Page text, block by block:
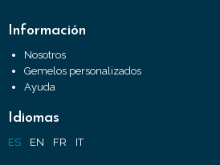
Información
Nosotros
Gemelos personalizados
Ayuda
Idiomas
ES EN FR IT